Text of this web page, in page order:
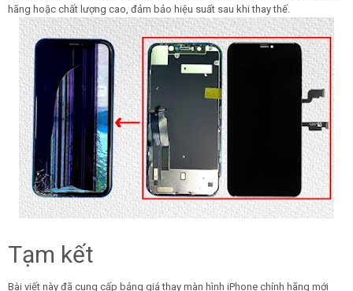
hãng hoặc chất lượng cao, đảm bảo hiệu suất sau khi thay thế.
Tạm kết
Bài viết này đã cung cấp bảng giá thay màn hình iPhone chính hãng mới